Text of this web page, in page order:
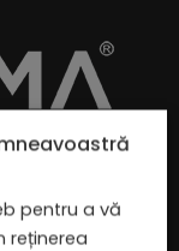
românesc,
din compozit
pentru a vă
reținerea